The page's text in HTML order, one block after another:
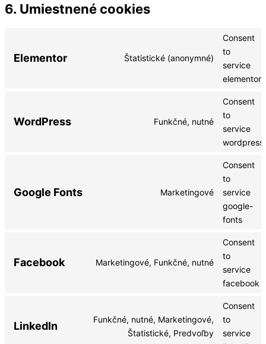
6. Umiestnené cookies
Elementor Štatistické (anonymné)
Consent
to
service
elementor
WordPress Funkčné, nutné
Consent
to
service
wordpress
Google Fonts Marketingové
Consent
to
service
google-
fonts
Facebook Marketingové, Funkčné, nutné
Consent
to
service
facebook
LinkedIn
Funkčné, nutné, Marketingové,
Štatistické, Predvoľby
Consent
to
service